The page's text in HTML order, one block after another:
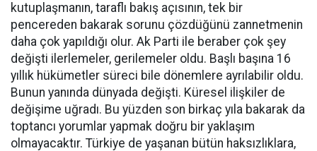
kutuplaşmanın, taraflı bakış açısının, tek bir
pencereden bakarak sorunu çözdüğünü zannetmenin
daha çok yapıldığı olur. Ak Parti ile beraber çok şey
değişti ilerlemeler, gerilemeler oldu. Başlı başına 16
yıllık hükümetler süreci bile dönemlere ayrılabilir oldu.
Bunun yanında dünyada değişti. Küresel ilişkiler de
değişime uğradı. Bu yüzden son birkaç yıla bakarak da
toptancı yorumlar yapmak doğru bir yaklaşım
olmayacaktır. Türkiye de yaşanan bütün haksızlıklara,